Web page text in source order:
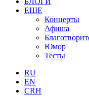
ЕЩЕ
Концерты
Афиша
Юмор
Тесты
RU
EN
CRH